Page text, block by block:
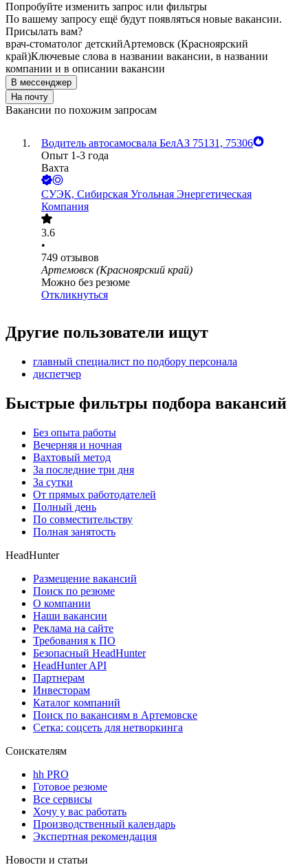
Попробуйте изменить запрос или фильтры
По вашему запросу ещё будут появляться новые вакансии.
Присылать вам?
врач-стоматолог детскийАртемовск (Красноярский
край)Ключевые слова в названии вакансии, в названии
компании и в описании вакансии
В мессенджер
На почту
Вакансии по похожим запросам
Водитель автосамосвала БелАЗ 75131, 75306
Опыт 1-3 года
Вахта
СУЭК, Сибирская Угольная Энергетическая
Компания
3.6
•
749 отзывов
Артемовск (Красноярский край)
Можно без резюме
Откликнуться
Другие пользователи ищут
главный специалист по подбору персонала
диспетчер
Быстрые фильтры подбора вакансий
Без опыта работы
Вечерняя и ночная
Вахтовый метод
За последние три дня
За сутки
От прямых работодателей
Полный день
По совместительству
Полная занятость
HeadHunter
Размещение вакансий
Поиск по резюме
О компании
Наши вакансии
Реклама на сайте
Требования к ПО
Безопасный HeadHunter
HeadHunter API
Партнерам
Инвесторам
Каталог компаний
Поиск по вакансиям в Артемовске
Сетка: соцсеть для нетворкинга
Соискателям
hh PRO
Готовое резюме
Все сервисы
Хочу у вас работать
Производственный календарь
Экспертная рекомендация
Новости и статьи